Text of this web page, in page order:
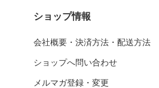
ショップ情報
会社概要・決済方法・配送方法
ショップへ問い合わせ
メルマガ登録・変更